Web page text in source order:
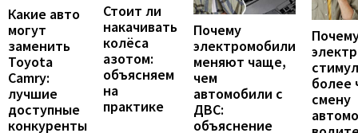
Какие авто
могут
заменить
Toyota
Camry:
лучшие
доступные
конкуренты
Стоит ли
накачивать
колёса
азотом:
объясняем
на
практике
Почему
электромобили
меняют чаще,
чем
автомобили с
ДВС:
объяснение
более
смену